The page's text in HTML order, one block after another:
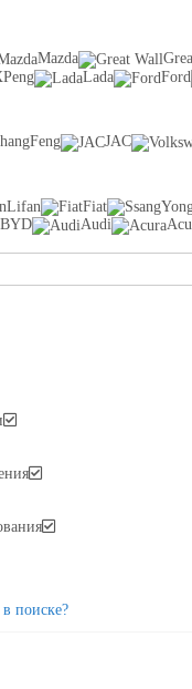
Mazda
Lada Ford
JAC
Lifan Fiat
BYD Audi
поиске?